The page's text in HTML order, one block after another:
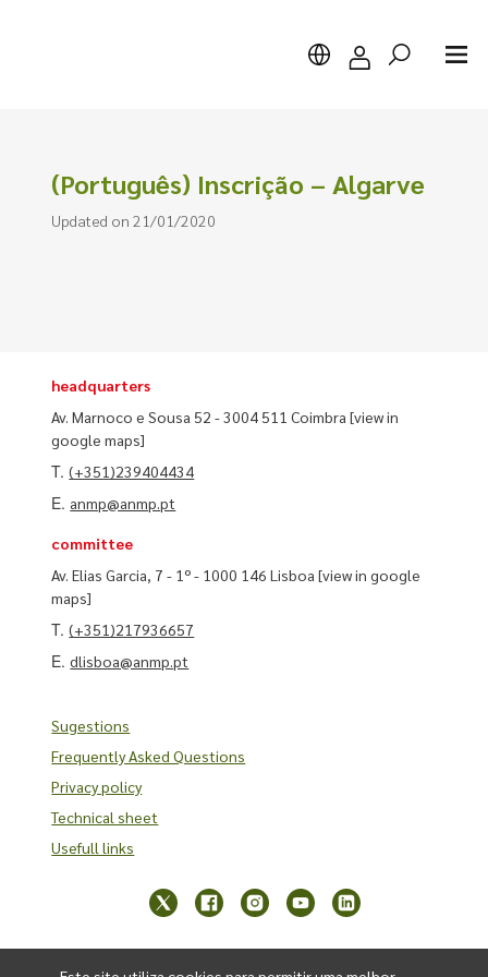
Search
(Português) Inscrição – Algarve
Updated on 21/01/2020
headquarters
Av. Marnoco e Sousa 52 - 3004 511 Coimbra[view in
google maps]
T.(+351)239404434
E. anmp@anmp.pt
committee
Av. Elias Garcia, 7 - 1º - 1000 146 Lisboa[view in google
maps]
T.(+351)217936657
E.dlisboa@anmp.pt
Sugestions
Frequently Asked Questions
Privacy policy
Technical sheet
Usefull links